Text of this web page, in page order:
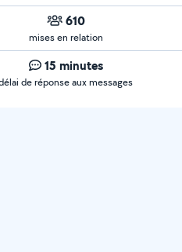
610
mises en relation
15 minutes
de réponse aux messages